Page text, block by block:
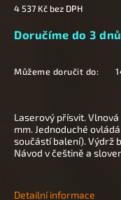
4 537 Kč bez DPH
Doručíme do 3 dnů
Můžeme doručit do:
Laserový přísvit.
mm. Jednoduché
součástí balení). Výdrž
Návod v češtině a
Detailní informace